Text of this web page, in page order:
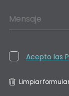
Mensaje
Acepto las
Limpiar